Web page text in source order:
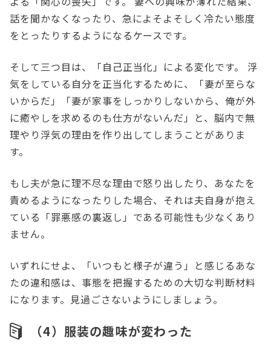
話を聞かなくなったり、急によそよそしく冷たい態度
をとったりするようになるケースです。
そして三つ目は、「自己正当化」による変化です。 浮
気をしている自分を正当化するために、「妻が至らな
いからだ」「妻が家事をしっかりしないから、俺が外
に癒やしを求めるのも仕方がないんだ」と、脳内で無
理やり浮気の理由を作り出してしまうことがありま
す。
もし夫が急に理不尽な理由で怒り出したり、あなたを
責めるようになったりした場合、それは夫自身が抱え
ている「罪悪感の裏返し」である可能性も少なくあり
ません。
いずれにせよ、「いつもと様子が違う」と感じるあな
たの違和感は、事態を把握するための大切な判断材料
になります。見過ごさないようにしましょう。
（4）服装の趣味が変わった